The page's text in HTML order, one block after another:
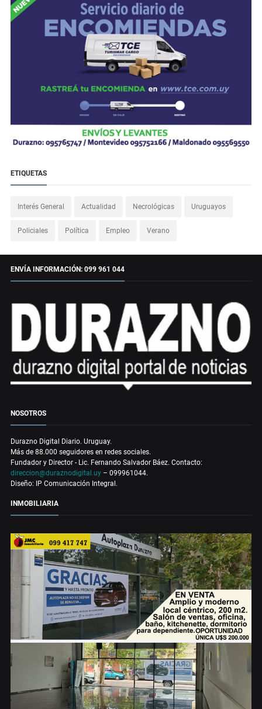
ETIQUETAS
Interés General Actualidad Necrológicas Uruguayos
Policiales Política Empleo Verano
ENVÍA INFORMACIÓN: 099 961 044
NOSOTROS
Durazno Digital Diario. Uruguay.
Más de 88.000 seguidores en redes sociales.
Fundador y Director - Lic. Fernando Salvador Báez. Contacto:
direccion@duraznodigital.uy – 099961044.
Diseño: IP Comunicación Integral.
INMOBILIARIA